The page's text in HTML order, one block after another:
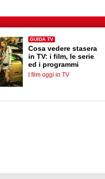
GUIDA TV
Cosa vedere stasera
in TV: i film, le serie
ed i programmi
I film oggi in TV